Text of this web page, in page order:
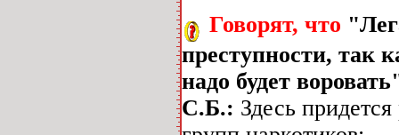
Говорят, что
преступности, так
надо будет
С.Б.: Здесь